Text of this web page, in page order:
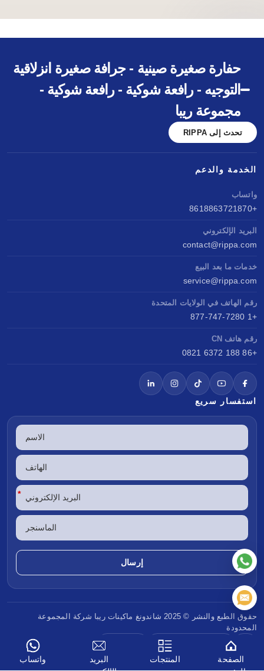
حفارة صغيرة صينية - جرافة صغيرة انزلاقية
التوجيه - رافعة شوكية - رافعة شوكية -
مجموعة ريبا
تحدث إلى RIPPA
الخدمة والدعم
واتساب
+8618863721870
البريد الإلكتروني
contact@rippa.com
خدمات ما بعد البيع
service@rippa.com
رقم الهاتف في الولايات المتحدة
+1 877-747-7280
رقم هاتف CN
+86 188 6372 0821
استفسار سريع
*
حقوق الطبع والنشر © 2025 شاندونغ ماكينات ريبا شركة المجموعة
المحدودة
وكالة حماية البيئة (EPA)
الصفحة
المنتجات
البريد
واتساب